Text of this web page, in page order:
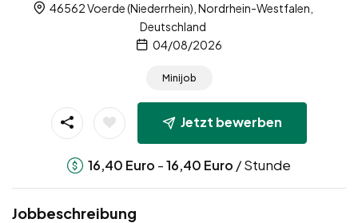
46562 Voerde (Niederrhein), Nordrhein-Westfalen,
Deutschland
04/08/2026
Minijob
Jetzt bewerben
16,40 Euro -16,40 Euro / Stunde
Jobbeschreibung